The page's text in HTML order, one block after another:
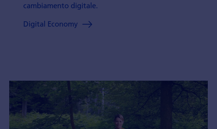
cambiamento digitale.
Digital Economy